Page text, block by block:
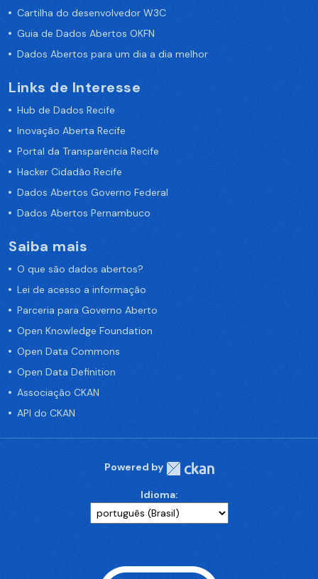
Cartilha do desenvolvedor W3C
Guia de Dados Abertos OKFN
Dados Abertos para um dia a dia melhor
Links de Interesse
Hub de Dados Recife
Inovação Aberta Recife
Portal da Transparência Recife
Hacker Cidadão Recife
Dados Abertos Governo Federal
Dados Abertos Pernambuco
Saiba mais
O que são dados abertos?
Lei de acesso a informação
Parceria para Governo Aberto
Open Knowledge Foundation
Open Data Commons
Open Data Definition
Associação CKAN
API do CKAN
Powered by
Idioma